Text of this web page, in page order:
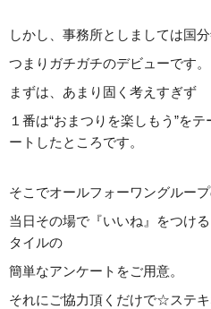
しかし、事務所としましては国
つまりガチガチのデビューです。
まずは、あまり固く考えすぎず
１番は“おまつりを楽しもう”を
ートしたところです。
そこでオールフォーワングルー
当日その場で『いいね』をつけ
タイルの
簡単なアンケートをご用意。
それにご協力頂くだけで☆ステ